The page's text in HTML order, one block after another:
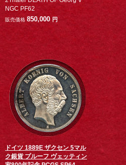
NGC PF62
販売価格 850,000 円
ドイツ 1889E ザクセン 5マル
ク銀貨 プルーフ ヴェッティン